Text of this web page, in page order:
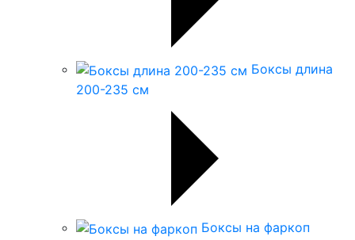
Боксы длина
200-235 см
Боксы на фаркоп